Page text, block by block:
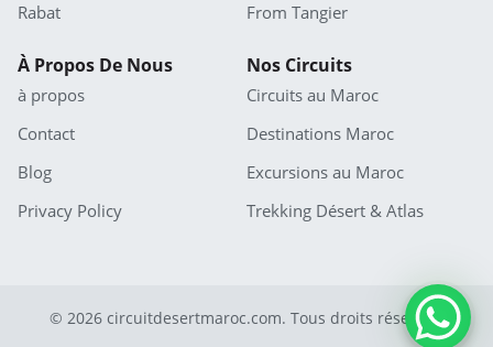
Rabat
From Tangier
À Propos De Nous
à propos
Contact
Blog
Privacy Policy
Nos Circuits
Circuits au Maroc
Destinations Maroc
Excursions au Maroc
Trekking Désert & Atlas
© 2026 circuitdesertmaroc.com. Tous droits réservés.